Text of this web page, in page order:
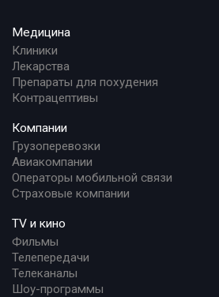
Медицина
Клиники
Лекарства
Препараты для похудения
Контрацептивы
Компании
Грузоперевозки
Авиакомпании
Операторы мобильной связи
Страховые компании
TV и кино
Фильмы
Телепередачи
Телеканалы
Шоу-программы